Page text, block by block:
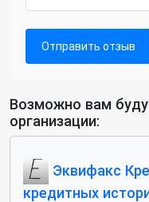
Отправить отзыв
Возможно вам
организации:
Эквифакс
кредитных